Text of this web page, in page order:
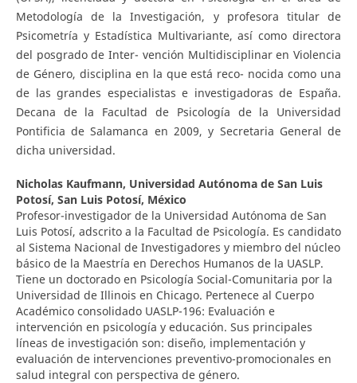
Metodología de la Investigación, y profesora titular de
Psicometría y Estadística Multivariante, así como directora
del posgrado de Inter- vención Multidisciplinar en Violencia
de Género, disciplina en la que está reco- nocida como una
de las grandes especialistas e investigadoras de España.
Decana de la Facultad de Psicología de la Universidad
Pontificia de Salamanca en 2009, y Secretaria General de
dicha universidad.
Nicholas Kaufmann, Universidad Autónoma de San Luis
Potosí, San Luis Potosí, México
Profesor-investigador de la Universidad Autónoma de San
Luis Potosí, adscrito a la Facultad de Psicología. Es candidato
al Sistema Nacional de Investigadores y miembro del núcleo
básico de la Maestría en Derechos Humanos de la UASLP.
Tiene un doctorado en Psicología Social-Comunitaria por la
Universidad de Illinois en Chicago. Pertenece al Cuerpo
Académico consolidado UASLP-196: Evaluación e
intervención en psicología y educación. Sus principales
líneas de investigación son: diseño, implementación y
evaluación de intervenciones preventivo-promocionales en
salud integral con perspectiva de género.